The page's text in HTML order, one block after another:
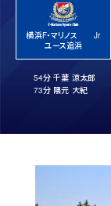
横浜F・マリノス Jr
ユース追浜
54分 千葉 涼太郎
73分 隈元 大紀